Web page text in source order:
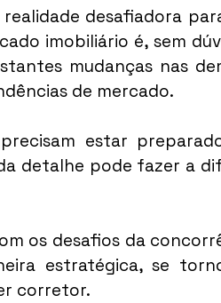
desafiadora
imobiliário é, sem
mudanças nas
de mercado.
estar
detalhe pode fazer a
os desafios da
estratégica, se
corretor.